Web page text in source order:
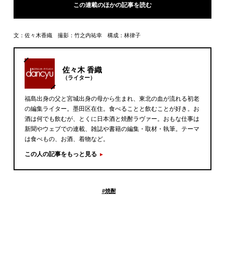
この連載のほかの記事を読む
文：佐々木香織 撮影：竹之内祐幸 構成：林律子
佐々木 香織
（ライター）
福島出身の父と宮城出身の母から生まれ、東北の血が流れる初老
の編集ライター。墨田区在住。食べることと飲むことが好き。お
酒は何でも飲むが、とくに日本酒と焼酎ラヴァー。おもな仕事は
新聞やウェブでの連載、雑誌や書籍の編集・取材・執筆。テーマ
は食べもの、お酒、着物など。
この人の記事をもっと見る
#焼酎